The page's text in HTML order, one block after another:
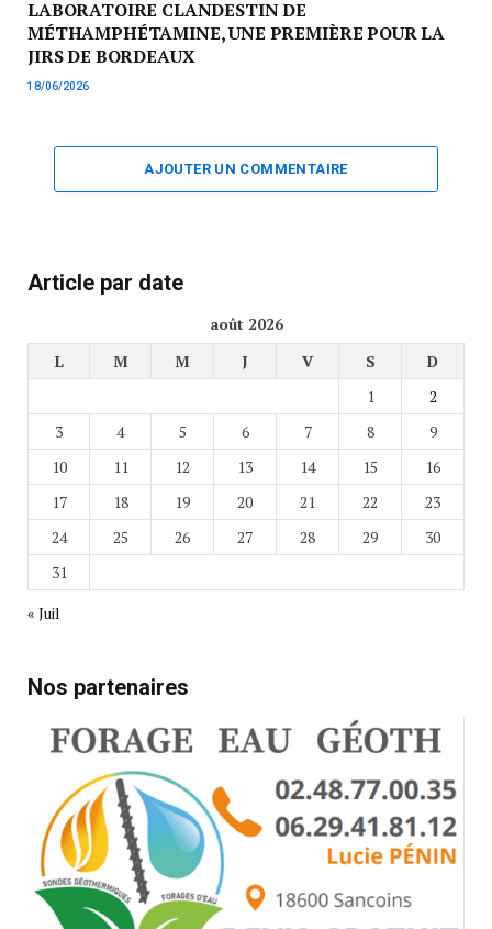
LABORATOIRE CLANDESTIN DE
MÉTHAMPHÉTAMINE, UNE PREMIÈRE POUR LA
JIRS DE BORDEAUX
18/06/2026
AJOUTER UN COMMENTAIRE
Article par date
août 2026
L
M M J V S
D
1
2
3
4 5 6 7 8
9
10
11 12 13 14 15
16
17
18 19 20 21 22
23
24
25 26 27 28 29
30
31
« Juil
Nos partenaires